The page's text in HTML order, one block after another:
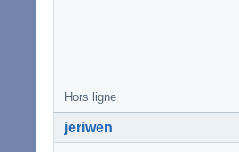
Hors ligne
jeriwen